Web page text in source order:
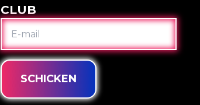
CLUB
E-
MAIL
SCHICKEN